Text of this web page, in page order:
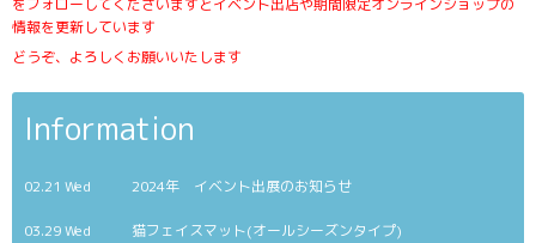
をフォローしてくださいますとイベント出店や期間限定オンラインショップの
情報を更新しています
どうぞ、よろしくお願いいたします
Information
02.21 Wed 2024年 イベント出展のお知らせ
03.29 Wed 猫フェイスマット(オールシーズンタイプ)